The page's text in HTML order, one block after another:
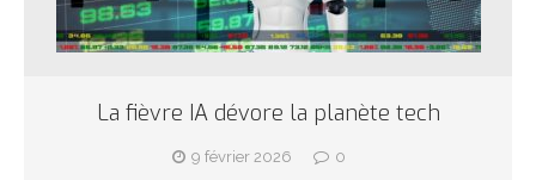
La fièvre IA dévore la planète tech
9 février 2026 0